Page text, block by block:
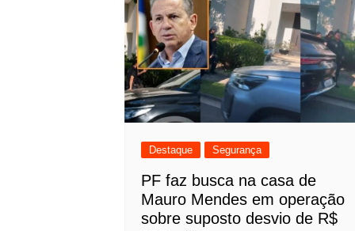
Destaque Segurança
PF faz busca na casa de
Mauro Mendes em operação
sobre suposto desvio de R$